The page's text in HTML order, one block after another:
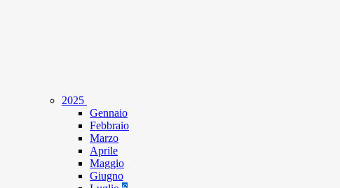
2025
Gennaio
Febbraio
Marzo
Aprile
Maggio
Giugno